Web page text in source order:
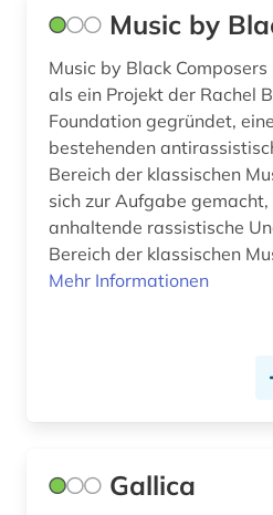
geografie (2)
germanistik (2)
gesamtausgabe (2)
geschichte (23)
Ukraine (1)
Ungarn (1)
Music by
Music by Black
als ein Projekt der Rachel
Foundation gegründet,
bestehenden
Bereich der klassischen
sich zur Aufgabe
anhaltende rassistische
Bereich der klassischen
Mehr Informationen
Gallica